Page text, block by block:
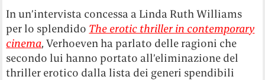
In un’intervista concessa a Linda Ruth Williams
per lo splendido The erotic thriller in contemporary
cinema, Verhoeven ha parlato delle ragioni che
secondo lui hanno portato all’eliminazione del
thriller erotico dalla lista dei generi spendibili